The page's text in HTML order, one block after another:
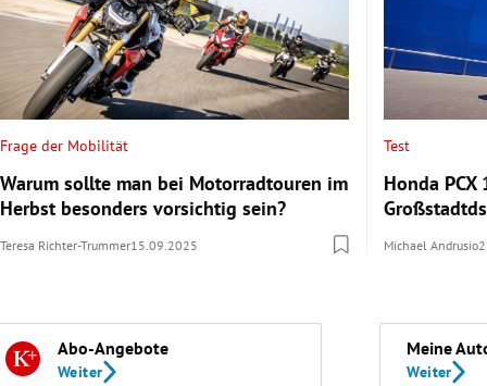
Frage der Mobilität
Warum sollte man bei Motorradtouren im
Herbst besonders vorsichtig sein?
Teresa Richter-Trummer15.09.2025
Test
Honda
Michael Andrusio
Abo-Angebote
Weiter
Meine
Weiter